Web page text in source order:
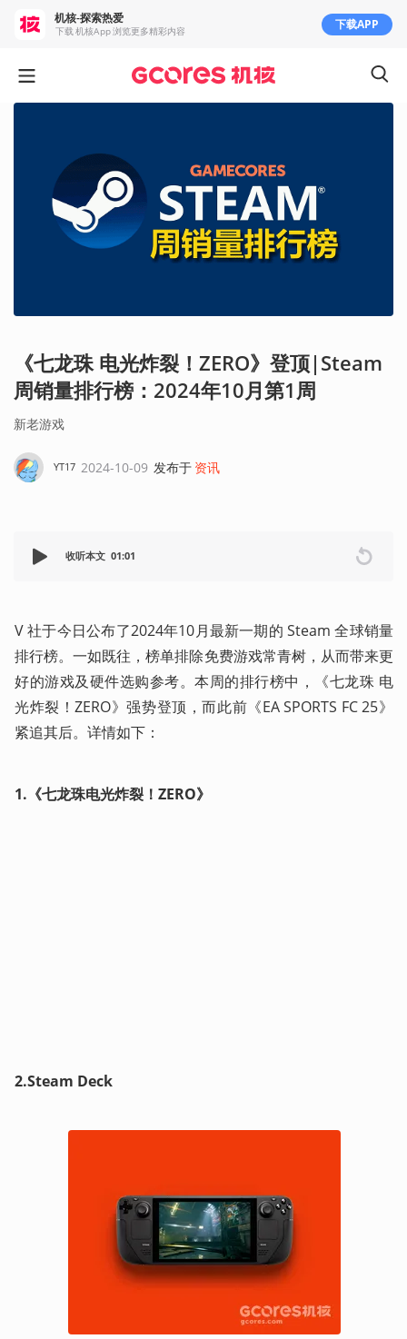
《七龙珠 电光炸裂！ZERO》登顶|Steam
周销量排行榜：2024年10月第1周
新老游戏
YT17 2024-10-09 发布于 资讯
收听本文 01:01
V 社于今日公布了2024年10月最新一期的 Steam 全球销量
排行榜。一如既往，榜单排除免费游戏常青树，从而带来更
好的游戏及硬件选购参考。本周的排行榜中，《七龙珠 电
光炸裂！ZERO》强势登顶，而此前《EA SPORTS FC 25》
紧追其后。详情如下：
1.《七龙珠电光炸裂！ZERO》
2.Steam Deck
机核-探索热爱
下载 机核App 浏览更多精彩内容 下载APP